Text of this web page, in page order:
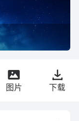
图片 下载